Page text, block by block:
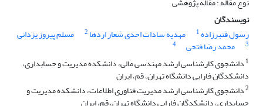
نویسندگان
رسول قنبرزاده1 مهدیه سادات احدی شعار اردها 2 مسلم پیروز یزدانی
3 محمد رضا فتحی
4
1 دانشجوی کارشناسی ارشد مهندسی مالی، دانشکده مدیریت و حسابداری،
دانشکدگان فارابی دانشگاه تهران، قم، ایران
2دانشجوی کارشناسی ارشد مدیریت فناوری اطلاعات، دانشکده مدیریت و